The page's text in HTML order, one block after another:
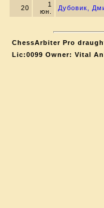
20
1
юн.
Дубовик,
ChessArbiter Pro
Lic:0099 Owner: Vital